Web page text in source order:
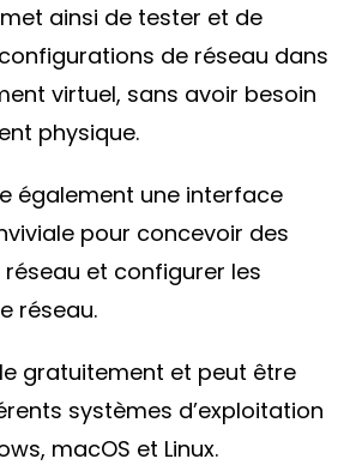
ainsi de tester et de
de réseau dans
virtuel, sans avoir besoin
physique.
également une interface
pour concevoir des
et configurer les
réseau.
gratuitement et peut être
systèmes d’exploitation
macOS et Linux.